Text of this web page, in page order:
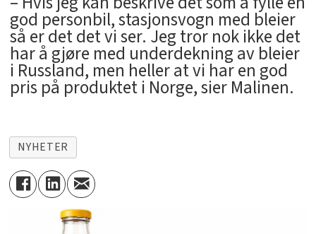
god personbil, stasjonsvogn med bleier
så er det det vi ser. Jeg tror nok ikke det
har å gjøre med underdekning av bleier
i Russland, men heller at vi har en god
pris på produktet i Norge, sier Malinen.
NYHETER